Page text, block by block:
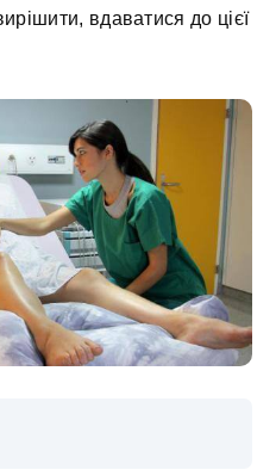
вдаватися до цієї